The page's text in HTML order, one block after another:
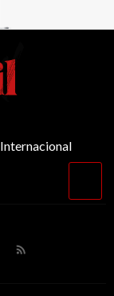
Internacional